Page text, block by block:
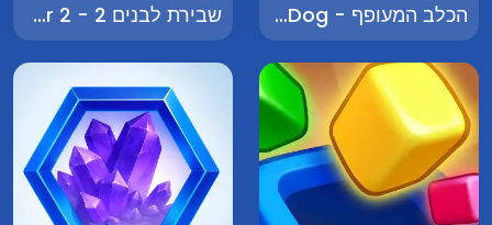
הכלב המעופף - The Flying Dog שבירת לבנים 2 - Brick Breaker 2